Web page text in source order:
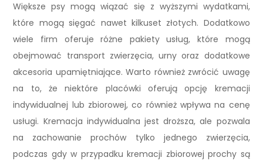
Większe psy mogą wiązać się z wyższymi wydatkami,
które mogą sięgać nawet kilkuset złotych. Dodatkowo
wiele firm oferuje różne pakiety usług, które mogą
obejmować transport zwierzęcia, urny oraz dodatkowe
akcesoria upamiętniające. Warto również zwrócić uwagę
na to, że niektóre placówki oferują opcję kremacji
indywidualnej lub zbiorowej, co również wpływa na cenę
usługi. Kremacja indywidualna jest droższa, ale pozwala
na zachowanie prochów tylko jednego zwierzęcia,
podczas gdy w przypadku kremacji zbiorowej prochy są